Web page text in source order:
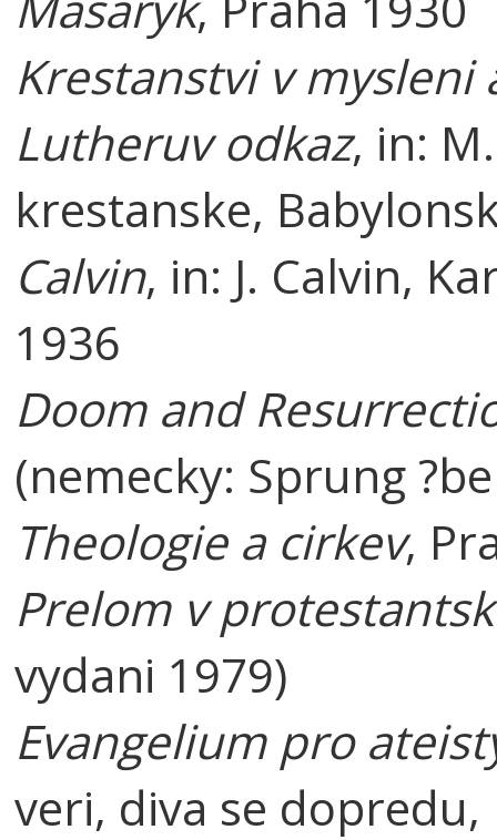
Krestanstvi v mysleni
Lutheruv odkaz, in:
krestanske,
Calvin, in: J. Calvin,
1936
Doom and
(nemecky: Sprung
Theologie a cirkev,
Prelom v
vydani 1979)
Evangelium pro
veri, diva se